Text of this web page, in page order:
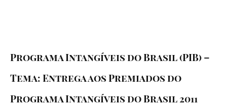
Our History
Programa Intangíveis do Brasil (PIB) –
Tema: Entrega aos Premiados do
Programa Intangíveis do Brasil 2011